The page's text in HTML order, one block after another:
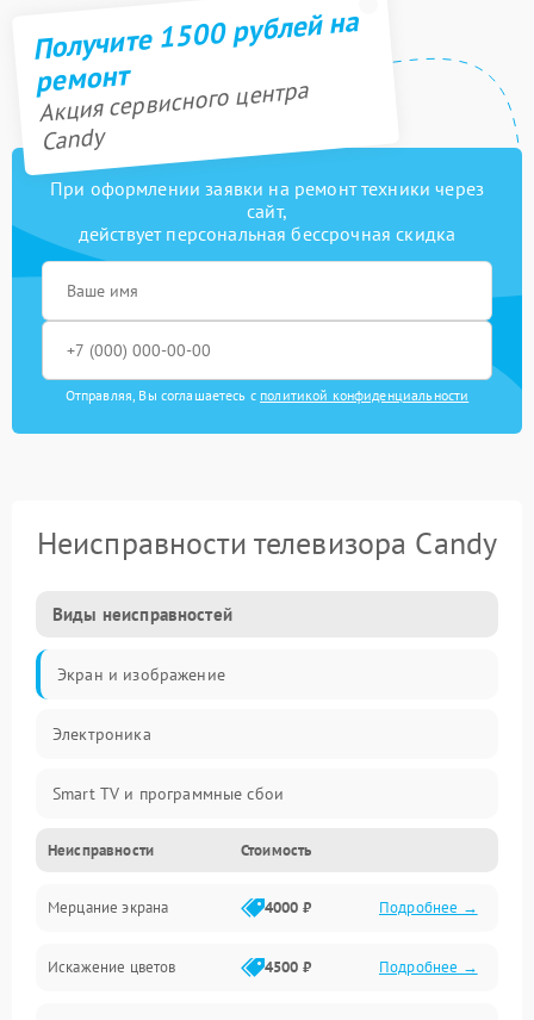
Получите 1500 рублей на
ремонт
Акция сервисного центра
Candy
При оформлении заявки на ремонт техники через
сайт,
действует персональная бессрочная скидка
Отправляя, Вы соглашаетесь с политикой конфиденциальности
Неисправности телевизора Candy
Виды неисправностей
Экран и изображение
Электроника
Smart TV и программные сбои
Питание и запуск
Подсветка и LED-модули
Звук и аудиосистема
Неисправности Стоимость
Мерцание экрана 4000 ₽ Подробнее →
Искажение цветов 4500 ₽ Подробнее →